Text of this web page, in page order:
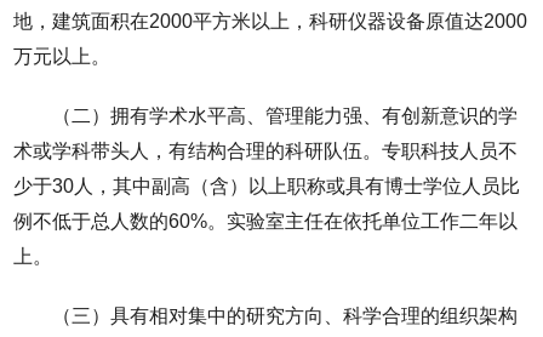
地，建筑面积在2000平方米以上，科研仪器设备原值达2000
万元以上。
（二）拥有学术水平高、管理能力强、有创新意识的学
术或学科带头人，有结构合理的科研队伍。专职科技人员不
少于30人，其中副高（含）以上职称或具有博士学位人员比
例不低于总人数的60%。实验室主任在依托单位工作二年以
上。
（三）具有相对集中的研究方向、科学合理的组织架构